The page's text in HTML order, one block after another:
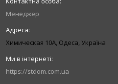
Менеджер
Химическая 10А, Одеса, Україна
https://stdom.com.ua